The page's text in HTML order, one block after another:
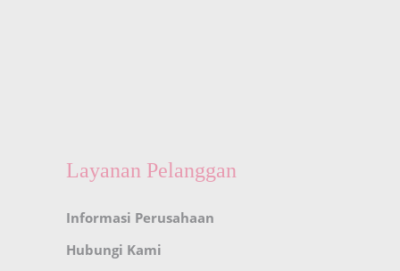
Layanan Pelanggan
Informasi Perusahaan
Hubungi Kami